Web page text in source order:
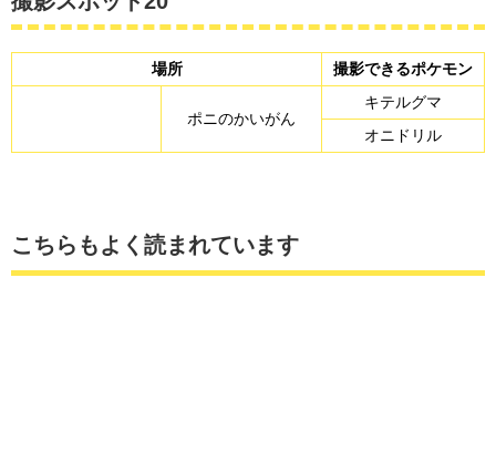
場所 撮影できるポケモン
ポニのかいがん
キテルグマ
オニドリル
こちらもよく読まれています